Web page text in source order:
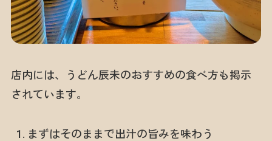
店内には、うどん辰未のおすすめの食べ方も掲示
されています。
まずはそのままで出汁の旨みを味わう